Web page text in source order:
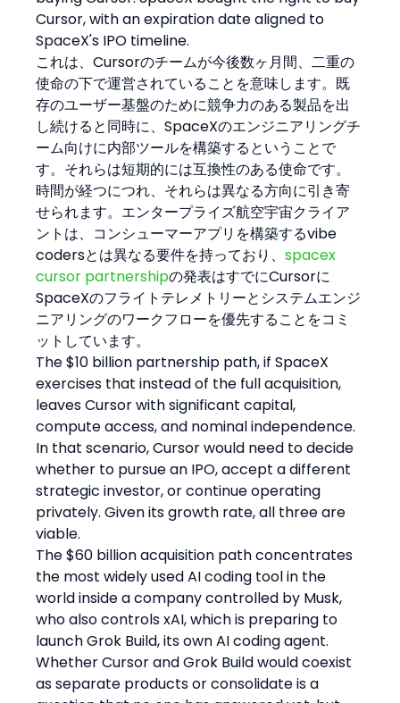
Cursor, with an expiration date aligned to
SpaceX's IPO timeline.
これは、Cursorのチームが今後数ヶ月間、二重の
使命の下で運営されていることを意味します。既
存のユーザー基盤のために競争力のある製品を出
し続けると同時に、SpaceXのエンジニアリングチ
ーム向けに内部ツールを構築するということで
す。それらは短期的には互換性のある使命です。
時間が経つにつれ、それらは異なる方向に引き寄
せられます。エンタープライズ航空宇宙クライア
ントは、コンシューマーアプリを構築するvibe
codersとは異なる要件を持っており、spacex
cursor partnershipの発表はすでにCursorに
SpaceXのフライトテレメトリーとシステムエンジ
ニアリングのワークフローを優先することをコミ
ットしています。
The $10 billion partnership path, if SpaceX
exercises that instead of the full acquisition,
leaves Cursor with significant capital,
compute access, and nominal independence.
In that scenario, Cursor would need to decide
whether to pursue an IPO, accept a different
strategic investor, or continue operating
privately. Given its growth rate, all three are
viable.
The $60 billion acquisition path concentrates
the most widely used AI coding tool in the
world inside a company controlled by Musk,
who also controls xAI, which is preparing to
launch Grok Build, its own AI coding agent.
Whether Cursor and Grok Build would coexist
as separate products or consolidate is a